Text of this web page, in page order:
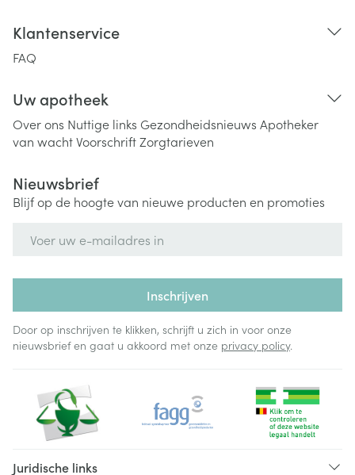
Klantenservice
FAQ
Uw apotheek
Over ons Nuttige links Gezondheidsnieuws Apotheker
van wachtVoorschriftZorgtarieven
Nieuwsbrief
Blijf op de hoogte van nieuwe producten en promoties
Inschrijven
Door op inschrijven te klikken, schrijft u zich in voor onze
nieuwsbrief en gaat u akkoord met onze privacy policy.
Juridische links